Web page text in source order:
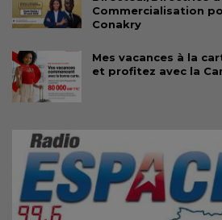
Commercialisation
Conakry
Mes vacances à la
et profitez avec la